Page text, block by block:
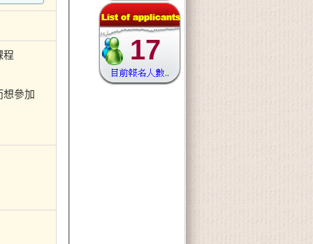
17
程
想參加